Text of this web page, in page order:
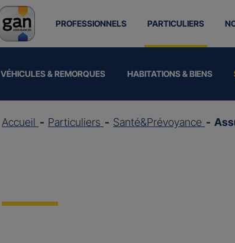
PROFESSIONNELS PARTICULIERS
VÉHICULES & REMORQUES HABITATIONS & BIENS
Accueil Particuliers Santé&Prévoyance